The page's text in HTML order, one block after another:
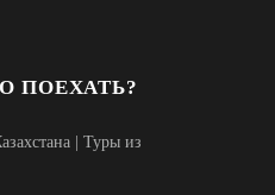
ПОЕХАТЬ?
Туры из